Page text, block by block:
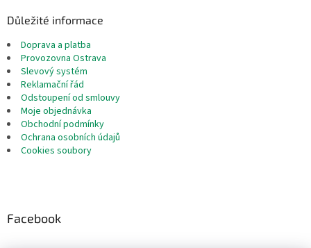
Důležité informace
Doprava a platba
Provozovna Ostrava
Slevový systém
Reklamační řád
Odstoupení od smlouvy
Moje objednávka
Obchodní podmínky
Ochrana osobních údajů
Cookies soubory
Facebook